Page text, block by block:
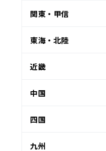
関東・甲信
東海・北陸
近畿
中国
四国
九州